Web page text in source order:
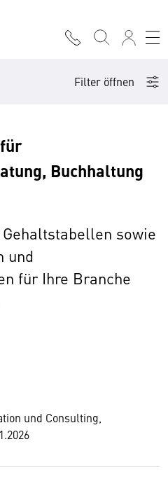
Filter öffnen
Buchhaltung
sowie
und
für Ihre Branche
und Consulting,